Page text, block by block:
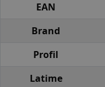
EAN
Brand
Profil
Latime